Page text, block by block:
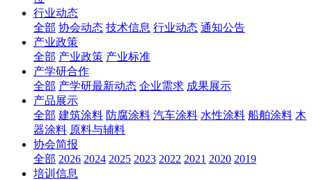
行业动态
全部 协会动态 技术信息 行业动态 通知公告
产业政策
全部 产业政策 产业标准
产学研合作
全部 产学研最新动态 企业需求 成果展示
产品展示
全部 建筑涂料 防腐涂料 汽车涂料 水性涂料 船舶涂料 木
器涂料 原料与辅料
协会简报
全部 2026 2024 2025 2023 2022 2021 2020 2019
培训信息